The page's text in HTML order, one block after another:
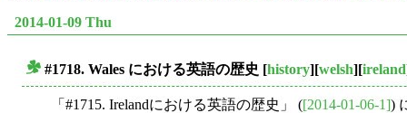
2014-01-09 Thu
#1718. Wales における英語の歴史 [history][welsh][ireland
「#1715. Irelandにおける英語の歴史」 ([2014-01-06-1])